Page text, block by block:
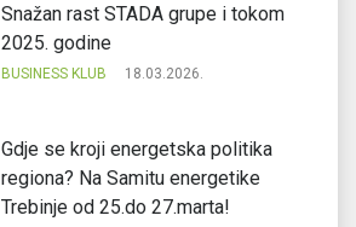
Snažan rast STADA grupe i tokom
2025. godine
BUSINESS KLUB 18.03.2026.
Gdje se kroji energetska politika
regiona? Na Samitu energetike
Trebinje od 25.do 27.marta!